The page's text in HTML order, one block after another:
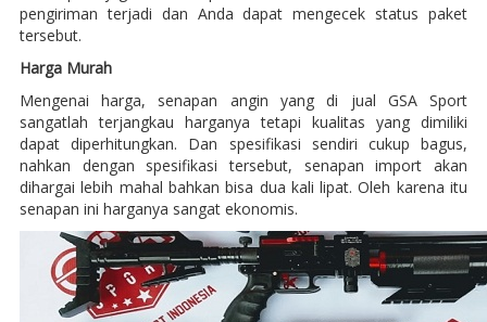
pengiriman terjadi dan Anda dapat mengecek status paket
tersebut.
Harga Murah
Mengenai harga, senapan angin yang di jual GSA Sport
sangatlah terjangkau harganya tetapi kualitas yang dimiliki
dapat diperhitungkan. Dan spesifikasi sendiri cukup bagus,
nahkan dengan spesifikasi tersebut, senapan import akan
dihargai lebih mahal bahkan bisa dua kali lipat. Oleh karena itu
senapan ini harganya sangat ekonomis.